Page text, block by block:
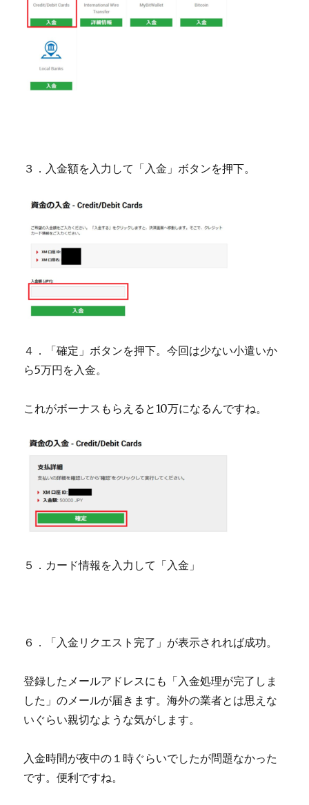
３．入金額を入力して「入金」ボタンを押下。
４．「確定」ボタンを押下。今回は少ない小遣いか
ら5万円を入金。
これがボーナスもらえると10万になるんですね。
５．カード情報を入力して「入金」
６．「入金リクエスト完了」が表示されれば成功。
登録したメールアドレスにも「入金処理が完了しま
した」のメールが届きます。海外の業者とは思えな
いぐらい親切なような気がします。
入金時間が夜中の１時ぐらいでしたが問題なかった
です。便利ですね。